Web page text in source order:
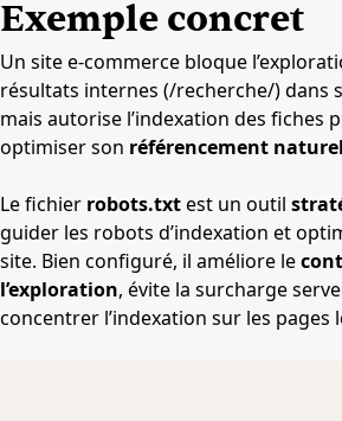
Exemple concret
Un site e-commerce bloque
résultats internes (/recherche/) dans
mais autorise l’indexation des fiches
optimiser son référencement naturel
Le fichier robots.txtest un outil
guider les robots d’indexation et
site. Bien configuré, il améliore le
l’exploration, évite la surcharge
concentrer l’indexation sur les pages